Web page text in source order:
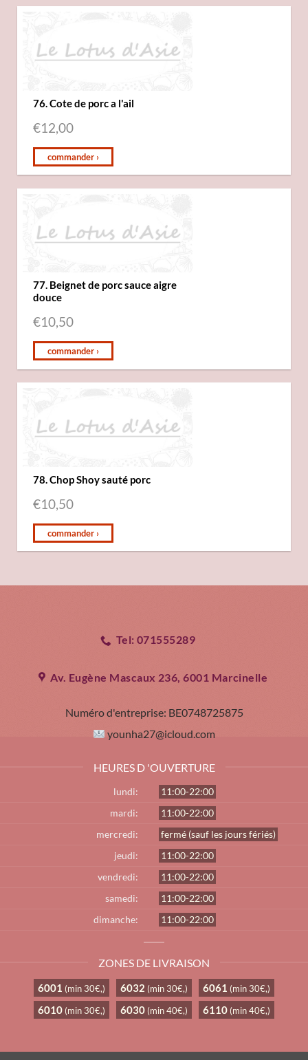
76. Cote de porc a l'ail
€12,00
commander ›
77. Beignet de porc sauce aigre
douce
€10,50
commander ›
78. Chop Shoy sauté porc
€10,50
commander ›
Tel: 071555289
Av. Eugène Mascaux 236, 6001 Marcinelle
Numéro d'entreprise: BE0748725875
younha27@icloud.com
HEURES D 'OUVERTURE
lundi:
11:00-22:00
mardi:
11:00-22:00
mercredi:
fermé (sauf les jours fériés)
jeudi:
11:00-22:00
vendredi:
11:00-22:00
samedi:
11:00-22:00
dimanche:
11:00-22:00
ZONES DE LIVRAISON
6001 (min 30€,) 6032 (min 30€,) 6061 (min 30€,)
6010 (min 30€,) 6030 (min 40€,) 6110 (min 40€,)